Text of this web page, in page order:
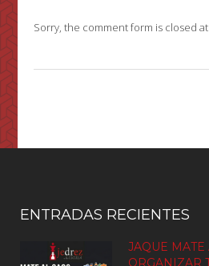
Sorry, the comment form is closed
ENTRADAS RECIENTES
JAQUE MATE
ORGANIZAR